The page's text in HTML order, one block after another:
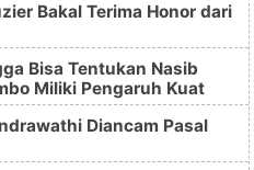
Bakal Terima Honor dari
Bisa Tentukan Nasib
Miliki Pengaruh Kuat
Diancam Pasal